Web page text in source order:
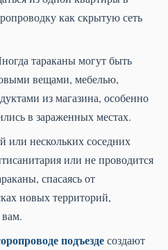
как скрытую сеть
тараканы могут быть
вещами, мебелью,
из магазина, особенно
в зараженных местах.
или нескольких соседних
или не проводится
спасаясь от
новых территорий,
подъездесоздают